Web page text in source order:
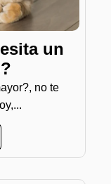
un
no te